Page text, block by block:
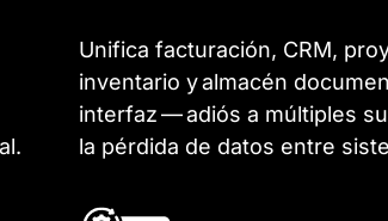
Unifica facturación, CRM,
inventario y almacén
interfaz — adiós a múltiples
la pérdida de datos entre